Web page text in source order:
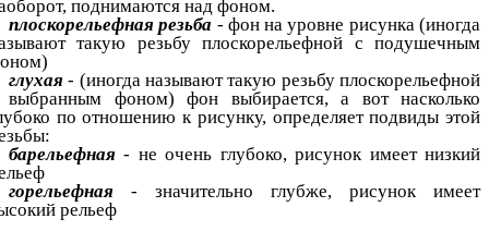
поднимаются над фоном.
плоскорельефная резьба - фон на уровне рисунка (иногда
такую резьбу плоскорельефной с подушечным
глухая - (иногда называют такую резьбу плоскорельефной
выбранным фоном) фон выбирается, а вот насколько
по отношению к рисунку, определяет подвиды этой
барельефная - не очень глубоко, рисунок имеет низкий
горельефная - значительно глубже, рисунок имеет
рельеф